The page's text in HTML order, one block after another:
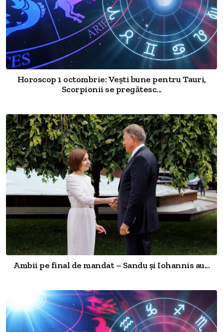
Horoscop 1 octombrie: Vești bune pentru Tauri,
Scorpionii se pregătesc...
Ambii pe final de mandat – Sandu și Iohannis au...